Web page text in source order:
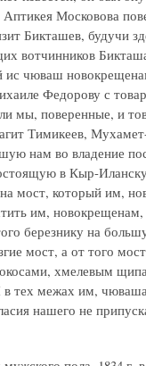
Московова
Бикташев, будучи
вотчинников
чюваш
Федорову с
мы, поверенные, и
Тимикеев,
нам во владение
в Кыр-
мост, который им,
им,
березнику на
мост, а от того
хмелевым
тех межах им,
нашего не